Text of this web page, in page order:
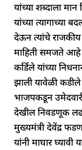
यांच्या शब्दाला
यांच्या त्यागाच्या
देऊन त्यांचे
माहिती समजते आहे
कर्डिले यांच्या
झाली यावेळी कडीले
भाजपकडून
देखील निवडणूक
मुख्यमंत्री देवेंद्र
यांनी माघार